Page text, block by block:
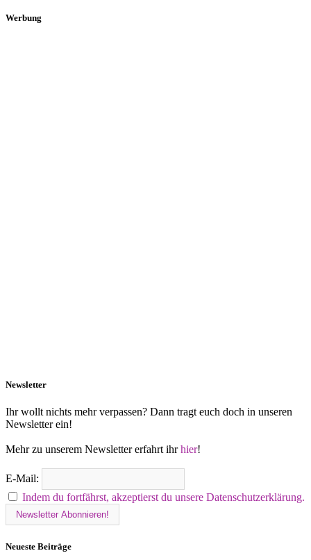
Werbung
Newsletter
Ihr wollt nichts mehr verpassen? Dann tragt euch doch in unseren
Newsletter ein!
Mehr zu unserem Newsletter erfahrt ihrhier!
E-Mail:
Indem du fortfährst, akzeptierst du unsere Datenschutzerklärung.
Neueste Beiträge